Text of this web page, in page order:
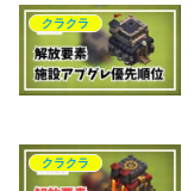
クラクラ
クラクラ